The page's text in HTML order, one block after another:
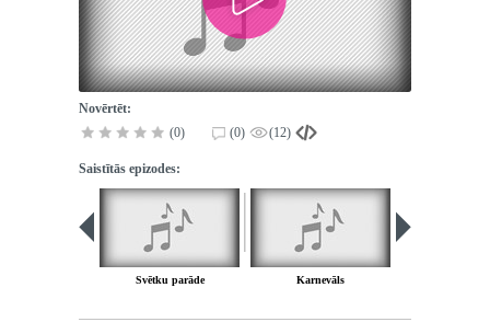
Novērtēt:
(0)
(0) (12)
Saistītās epizodes:
Svētku parāde Karnevāls